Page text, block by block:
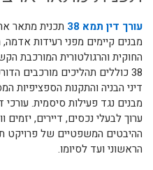
עורך דין תמא 38
תכנית מתאר
מבנים קיימים מפני רעידות
החוקית והרגולטורית המורכבת
38 כוללים תהליכים מורכבים
דיני הבניה והתקנות הספציפיות
מבנים נגד פעילות סיסמית.
ערוך לבעלי נכסים, דיירים, יזמים
הראשוני ועד לסיומו.